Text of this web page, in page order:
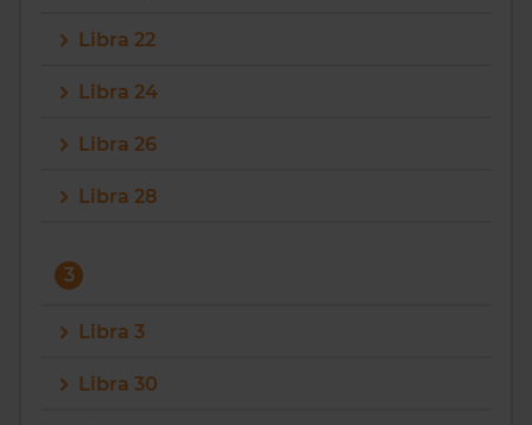
Libra 22
Libra 24
Libra 26
Libra 28
3
Libra 3
Libra 30